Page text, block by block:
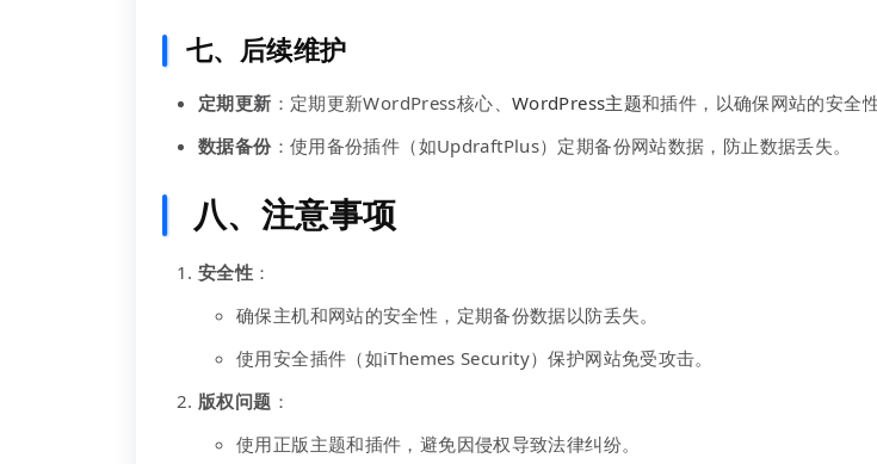
七、 后续维护
定期更新 ：定期更新WordPress核心、 WordPress主题和插件，以确保网站的安全性
数据备份：使用备份插件（如UpdraftPlus）定期备份网站数据，防止数据丢失。
八、注意事项
安全性 ：
确保主机和网站的安全性，定期备份数据以防丢失。
使用安全插件（如iThemes Security）保护网站免受攻击。
版权问题 ：
使用正版主题和插件，避免因侵权导致法律纠纷。